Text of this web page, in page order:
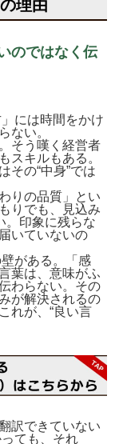
理由
のではなく伝
には時間をかけ
ない。
そう嘆く経営者
スキルもある。
その“中身”では
りの品質」とい
りでも、見込み
。印象に残らな
いていないの
壁がある。「感
葉は、意味がふ
わらない。その
が解決されるの
れが、“良い言
訳できていない
ても、それ